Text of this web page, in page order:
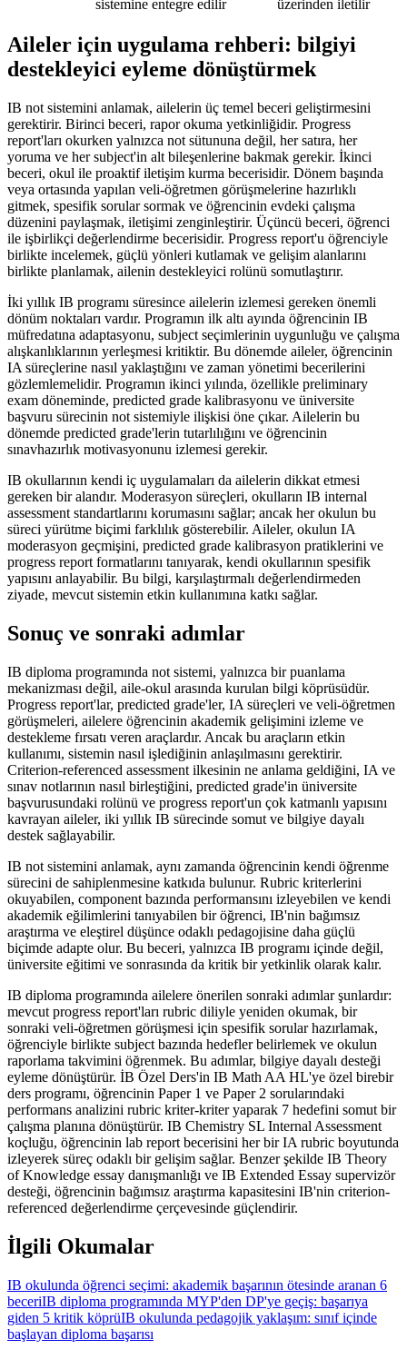
sistemine entegre edilir üzerinden iletilir
Aileler için uygulama rehberi: bilgiyi
destekleyici eyleme dönüştürmek
IB not sistemini anlamak, ailelerin üç temel beceri geliştirmesini
gerektirir. Birinci beceri, rapor okuma yetkinliğidir. Progress
report'ları okurken yalnızca not sütununa değil, her satıra, her
yoruma ve her subject'in alt bileşenlerine bakmak gerekir. İkinci
beceri, okul ile proaktif iletişim kurma becerisidir. Dönem başında
veya ortasında yapılan veli-öğretmen görüşmelerine hazırlıklı
gitmek, spesifik sorular sormak ve öğrencinin evdeki çalışma
düzenini paylaşmak, iletişimi zenginleştirir. Üçüncü beceri, öğrenci
ile işbirlikçi değerlendirme becerisidir. Progress report'u öğrenciyle
birlikte incelemek, güçlü yönleri kutlamak ve gelişim alanlarını
birlikte planlamak, ailenin destekleyici rolünü somutlaştırır.
İki yıllık IB programı süresince ailelerin izlemesi gereken önemli
dönüm noktaları vardır. Programın ilk altı ayında öğrencinin IB
müfredatına adaptasyonu, subject seçimlerinin uygunluğu ve çalışma
alışkanlıklarının yerleşmesi kritiktir. Bu dönemde aileler, öğrencinin
IA süreçlerine nasıl yaklaştığını ve zaman yönetimi becerilerini
gözlemlemelidir. Programın ikinci yılında, özellikle preliminary
exam döneminde, predicted grade kalibrasyonu ve üniversite
başvuru sürecinin not sistemiyle ilişkisi öne çıkar. Ailelerin bu
dönemde predicted grade'lerin tutarlılığını ve öğrencinin
sınavhazırlık motivasyonunu izlemesi gerekir.
IB okullarının kendi iç uygulamaları da ailelerin dikkat etmesi
gereken bir alandır. Moderasyon süreçleri, okulların IB internal
assessment standartlarını korumasını sağlar; ancak her okulun bu
süreci yürütme biçimi farklılık gösterebilir. Aileler, okulun IA
moderasyon geçmişini, predicted grade kalibrasyon pratiklerini ve
progress report formatlarını tanıyarak, kendi okullarının spesifik
yapısını anlayabilir. Bu bilgi, karşılaştırmalı değerlendirmeden
ziyade, mevcut sistemin etkin kullanımına katkı sağlar.
Sonuç ve sonraki adımlar
IB diploma programında not sistemi, yalnızca bir puanlama
mekanizması değil, aile-okul arasında kurulan bilgi köprüsüdür.
Progress report'lar, predicted grade'ler, IA süreçleri ve veli-öğretmen
görüşmeleri, ailelere öğrencinin akademik gelişimini izleme ve
destekleme fırsatı veren araçlardır. Ancak bu araçların etkin
kullanımı, sistemin nasıl işlediğinin anlaşılmasını gerektirir.
Criterion-referenced assessment ilkesinin ne anlama geldiğini, IA ve
sınav notlarının nasıl birleştiğini, predicted grade'in üniversite
başvurusundaki rolünü ve progress report'un çok katmanlı yapısını
kavrayan aileler, iki yıllık IB sürecinde somut ve bilgiye dayalı
destek sağlayabilir.
IB not sistemini anlamak, aynı zamanda öğrencinin kendi öğrenme
sürecini de sahiplenmesine katkıda bulunur. Rubric kriterlerini
okuyabilen, component bazında performansını izleyebilen ve kendi
akademik eğilimlerini tanıyabilen bir öğrenci, IB'nin bağımsız
araştırma ve eleştirel düşünce odaklı pedagojisine daha güçlü
biçimde adapte olur. Bu beceri, yalnızca IB programı içinde değil,
üniversite eğitimi ve sonrasında da kritik bir yetkinlik olarak kalır.
IB diploma programında ailelere önerilen sonraki adımlar şunlardır:
mevcut progress report'ları rubric diliyle yeniden okumak, bir
sonraki veli-öğretmen görüşmesi için spesifik sorular hazırlamak,
öğrenciyle birlikte subject bazında hedefler belirlemek ve okulun
raporlama takvimini öğrenmek. Bu adımlar, bilgiye dayalı desteği
eyleme dönüştürür. İB Özel Ders'in IB Math AA HL'ye özel birebir
ders programı, öğrencinin Paper 1 ve Paper 2 sorularındaki
performans analizini rubric kriter-kriter yaparak 7 hedefini somut bir
çalışma planına dönüştürür. IB Chemistry SL Internal Assessment
koçluğu, öğrencinin lab report becerisini her bir IA rubric boyutunda
izleyerek süreç odaklı bir gelişim sağlar. Benzer şekilde IB Theory
of Knowledge essay danışmanlığı ve IB Extended Essay supervizör
desteği, öğrencinin bağımsız araştırma kapasitesini IB'nin criterion-
referenced değerlendirme çerçevesinde güçlendirir.
İlgili Okumalar
IB okulunda öğrenci seçimi: akademik başarının ötesinde aranan 6
beceriIB diploma programında MYP'den DP'ye geçiş: başarıya
giden 5 kritik köprüIB okulunda pedagojik yaklaşım: sınıf içinde
başlayan diploma başarısı